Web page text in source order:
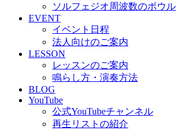
ソルフェジオ周波数のボウル
EVENT
イベント日程
法人向けのご案内
LESSON
レッスンのご案内
鳴らし方・演奏方法
BLOG
YouTube
公式YouTubeチャンネル
再生リストの紹介